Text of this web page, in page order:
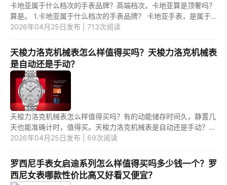
卡地亚属于什么档次的手表品牌？高端档次。卡地亚算是顶奢吗？
算是。 1.卡地亚属于什么档次的手表品牌？ 卡地亚手表，是属于
高端档次的手表品牌。 2.卡地亚算是顶奢吗？ 卡地亚，算是顶
2026年04月25日发布 | 713次阅读
天梭力洛克机械表怎么样值得买吗？天梭力洛克机械表
是自动还是手动？
天梭力洛克机械表怎么样值得买吗？有的动能储存时间久，静置几
天也能准确计时，值得买。天梭力洛克机械表是自动还是手动？是
自动的。 1.天梭力洛克机械表怎么样值得买吗？ 有的天梭力洛克
2026年04月25日发布 | 69次阅读
罗西尼手表女启迪系列怎么样值得买吗多少钱一个？罗
西尼女表哪款性价比高又好看又便宜？